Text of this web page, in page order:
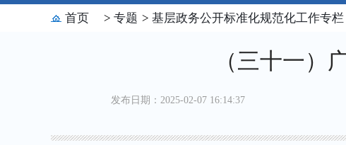
首页 > 专题 > 基层政务公开标准化规范化工作专栏
（三十一）
发布日期：2025-02-07 16:14:37